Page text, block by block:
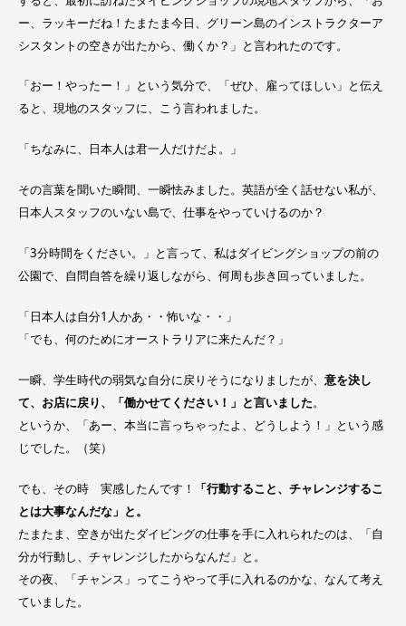
ー、ラッキーだね！たまたま今日、グリーン島のインストラクターア
シスタントの空きが出たから、働くか？」と言われたのです。
「おー！やったー！」という気分で、「ぜひ、雇ってほしい」と伝え
ると、現地のスタッフに、こう言われました。
「ちなみに、日本人は君一人だけだよ。」
その言葉を聞いた瞬間、一瞬怯みました。英語が全く話せない私が、
日本人スタッフのいない島で、仕事をやっていけるのか？
「3分時間をください。」と言って、私はダイビングショップの前の
公園で、自問自答を繰り返しながら、何周も歩き回っていました。
「日本人は自分1人かあ・・怖いな・・」
「でも、何のためにオーストラリアに来たんだ？」
一瞬、学生時代の弱気な自分に戻りそうになりましたが、 意を決し
て、お店に戻り、「働かせてください！」と言いました。
というか、「あー、本当に言っちゃったよ、どうしよう！」という感
じでした。（笑）
でも、その時 実感したんです！
「行動すること、チャレンジするこ
とは大事なんだな」と。
たまたま、空きが出たダイビングの仕事を手に入れられたのは、「自
分が行動し、チャレンジしたからなんだ」と。
その夜、「チャンス」ってこうやって手に入れるのかな、なんて考え
ていました。